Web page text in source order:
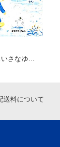
さなゆ…
送料について